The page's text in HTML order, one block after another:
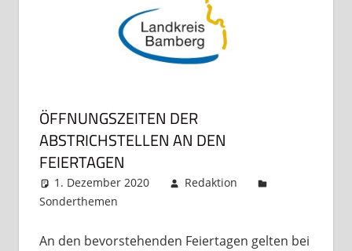
ÖFFNUNGSZEITEN DER
ABSTRICHSTELLEN AN DEN
FEIERTAGEN
1. Dezember 2020
Redaktion
Sonderthemen
An den bevorstehenden Feiertagen gelten bei